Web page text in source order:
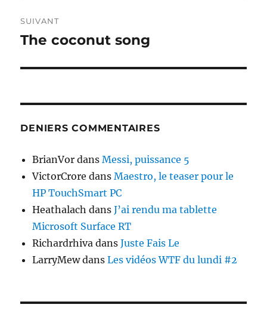
SUIVANT
Publication
The coconut song
DENIERS COMMENTAIRES
BrianVor dansMessi, puissance 5
VictorCrore dansMaestro, le teaser pour le
HP TouchSmart PC
Heathalach dansJ’ai rendu ma tablette
Microsoft Surface RT
Richardrhiva dansJuste Fais Le
LarryMewdansLes vidéos WTF du lundi #2